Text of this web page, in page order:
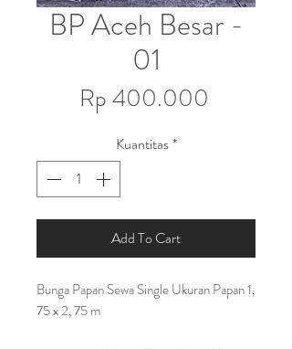
BP Aceh Besar -
01
Rp 400.000
Kuantitas*
Add To Cart
Bunga Papan Sewa Single Ukuran Papan 1,
75 x 2, 75 m